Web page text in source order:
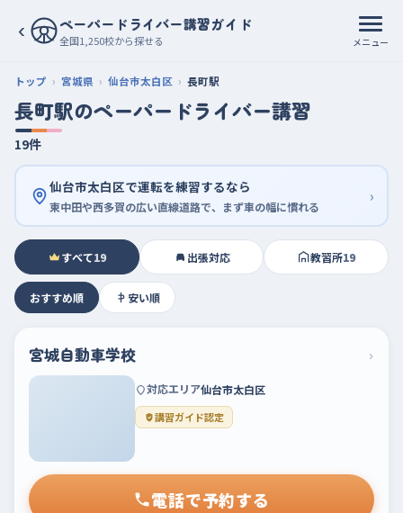
‹ ペーパードライバー講習ガイド
全国1,250校から探せる メニュー
トップ 宮城県 仙台市太白区 長町駅
長町駅のペーパードライバー講習
19件
仙台市太白区で運転を練習するなら
東中田や西多賀の広い直線道路で、まず車の幅に慣れる ›
すべて19 出張対応 教習所19
おすすめ順 安い順
宮城自動車学校 ›
対応エリア仙台市太白区
講習ガイド認定
電話で予約する